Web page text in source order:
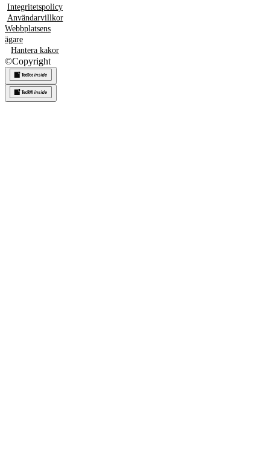
Integritetspolicy
Användarvillkor
Webbplatsens
ägare
Hantera kakor
©Copyright